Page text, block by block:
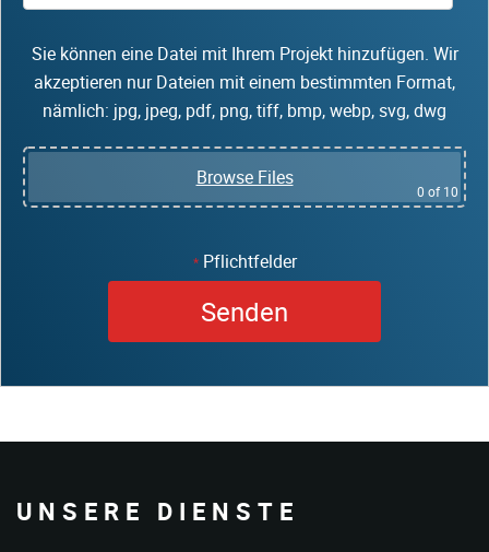
Sie können eine Datei mit Ihrem Projekt hinzufügen. Wir
akzeptieren nur Dateien mit einem bestimmten Format,
nämlich: jpg, jpeg, pdf, png, tiff, bmp, webp, svg, dwg
Browse Files
0 of 10
*Pflichtfelder
UNSERE DIENSTE